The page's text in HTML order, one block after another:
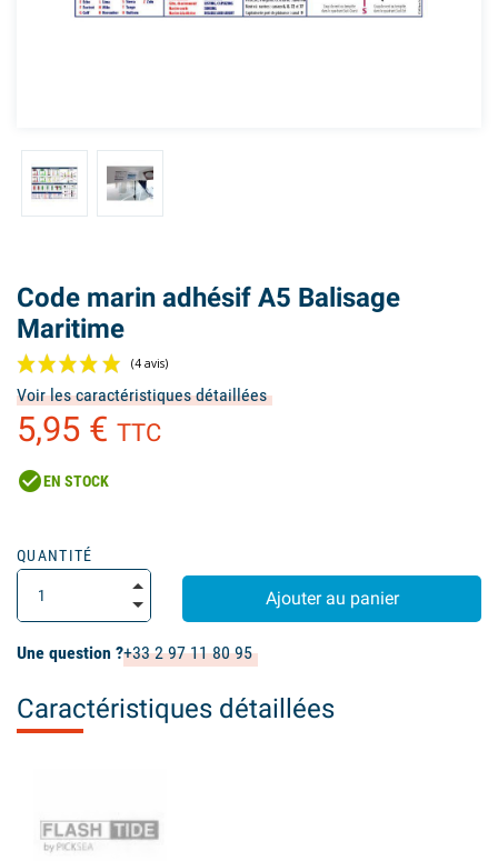
Code marin adhésif A5 Balisage
Maritime
Voir les caractéristiques détaillées
5,95 € TTC
check_circleEN STOCK
QUANTITÉ
Ajouter au panier
Une question ?+33 2 97 11 80 95
Caractéristiques détaillées